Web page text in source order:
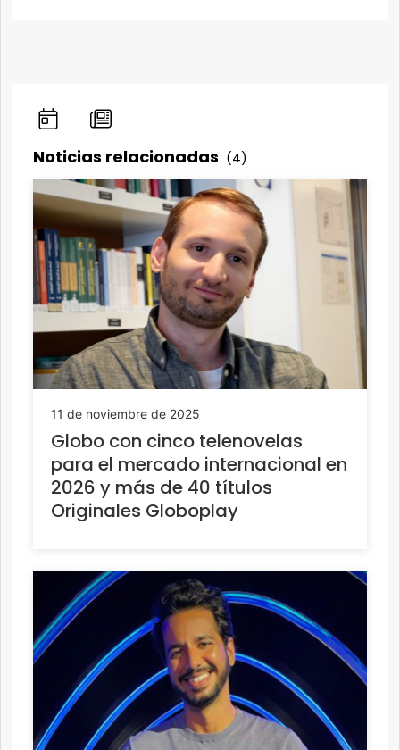
Noticias relacionadas (4)
11 de noviembre de 2025
Globo con cinco telenovelas
para el mercado internacional en
2026 y más de 40 títulos
Originales Globoplay